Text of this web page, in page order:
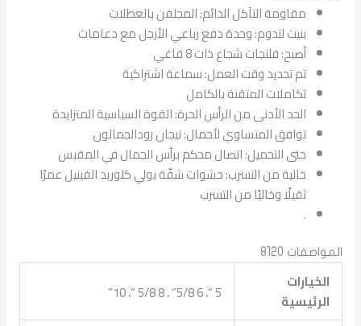
مقاومة التآكل الدائم: المجلفن بالعطلات
بنيت لتدوم: وحدة دفع رباعي الأرجل مع دعامات
أصبح: فلنجات شجاع ذات 8 فاغي
تم تحديد وقت العمل: سماعة اشتراكية
تكاملات المتقنة بالكامل
الحد الأدنى من الرأس الحرة: القوة السياسية المتزايدة
توافق المتساوي لأحمال: تيجان رودالجمالون
حتى التحميل: اتصال محكم برأس الجمال في المقبس
خالية من التسرب: حشوات شفّة بولي كلوريد الفينيل عمرًا
ثقيلًا وخاليًا من التسرب
.
المواصفات 8120
الخيارات
الرئيسية
5 “، 6 5/8” ، 8 5/8 “، 10”